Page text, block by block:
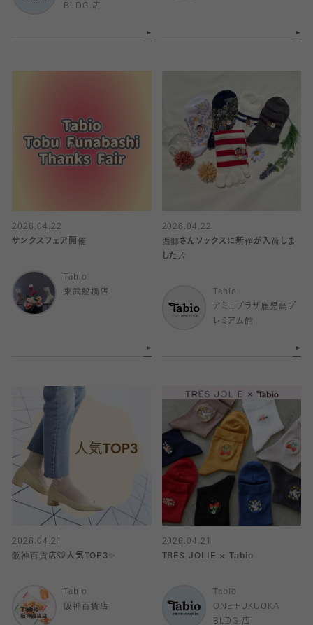
BLDG.店
2026.04.22
サンクスフェア開催
Tabio
東武船橋店
2026.04.22
西郷さんソックスに新作が入荷しま
した🎶
Tabio
アミュプラザ鹿児島プ
レミアム館
2026.04.21
阪神百貨店🐯人気TOP3✨
Tabio
阪神百貨店
2026.04.21
TRÈS JOLIE × Tabio
Tabio
ONE FUKUOKA
BLDG.店